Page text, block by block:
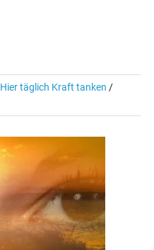
Hier täglich Kraft tanken /